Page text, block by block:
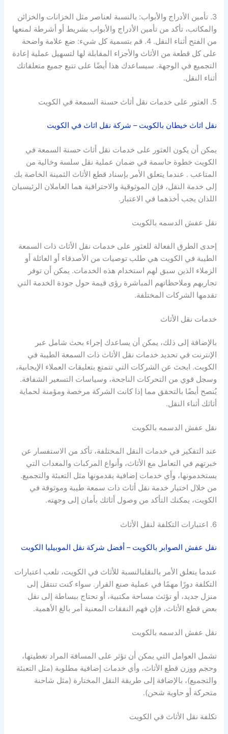
3. تأمين الأدراج والأبواب: بالنسبة لعناصر مثل الخزانات والخزائن
والمكاتب، تأكد من تأمين الأدراج والأبواب بشريط أو أشرطة لمنعها
من الفتح أثناء النقل. 4. قم بتسمية كل شيء: ضع علامة واضحة
على كل قطعة من الأثاث والأجزاء المقابلة لها لتسهيل عملية إعادة
التجميع في الوجهة. سيساعدك هذا أيضًا على تتبع جميع متعلقاتك
أثناء النقل.
5. العثور على خدمات نقل أثاث حسنة السمعة في الكويت
نقل اثاث خيطان بالكويت – شركة نقل اثاث في الكويت
يمكن أن يكون العثور على خدمات نقل أثاث حسنة السمعة في
الكويت خطوة حاسمة في ضمان عملية نقل سلسة وخالية من
المتاعب . عندما يتعلق الأمر بإسناد قطع الأثاث الثمينة الخاصة بك
إلى خدمة النقل، فإن الموثوقية والاحترافية هما العاملان الرئيسيان
اللذان يجب أخذهما في الاعتبار.
نقل عفش الدسمه بالكويت
إحدى الطرق الفعالة للعثور على خدمات نقل الأثاث ذات السمعة
الطيبة في الكويت هي طلب توصيات من الأصدقاء أو العائلة أو
الزملاء الذين سبق لهم استخدام هذه الخدمات. يمكن أن توفر
تجاربهم وملاحظاتهم المباشرة رؤى قيمة حول جودة الخدمة التي
تقدمها الشركات المختلفة.
خدمات نقل الأثاث
بالإضافة إلى ذلك، يمكن أن يساعدك إجراء بحث شامل عبر
الإنترنت في تحديد خدمات نقل الأثاث ذات السمعة الطيبة في
الكويت. ابحث عن الشركات التي تتمتع بتعليقات العملاء الإيجابية،
وسجل قوي من التحركات الناجحة، وسياسات التسعير الشفافة.
يُنصح أيضًا بالتحقق مما إذا كانت الشركة مرخصة ومؤمنة لحماية
أثاثك أثناء النقل.
نقل عفش الدسمه بالكويت
عند التفكير في خدمات النقل المختلفة، تأكد من الاستفسار عن
خبرتهم في التعامل مع الأثاث، وأنواع المركبات والمعدات التي
يستخدمونها، وأي خدمات إضافية يقدمونها مثل التعبئة والتجميع.
من خلال اختيار خدمة نقل أثاث ذات سمعة طيبة وموثوقة في
الكويت، يمكنك التأكد من وصول أثاثك بأمان إلى وجهته.
6. اعتبارات التكلفة لنقل الأثاث
نقل عفش الصوابر بالكويت – أفضل شركة نقل الموبيليا الكويت
عندما يتعلق الأمر بالنقلبالنسبة للأثاث في الكويت، تلعب اعتبارات
التكلفة دورًا مهمًا في عملية صنع القرار. سواء كنت تنتقل إلى
منزل جديد، أو تؤثث مساحة مكتبية، أو تحتاج ببساطة إلى نقل
بعض قطع الأثاث، فإن فهم النفقات المعنية أمر بالغ الأهمية.
نقل عفش الدسمه بالكويت
تشمل العوامل التي يمكن أن تؤثر على المسافة المراد تغطيتها،
وحجم ووزن قطع الأثاث، وأي خدمات إضافية مطلوبة (مثل التعبئة
والتجميع)، بالإضافة إلى طريقة النقل المختارة (مثل شاحنة
متحركة أو حاوية شحن).
تكلفة نقل الأثاث في الكويت